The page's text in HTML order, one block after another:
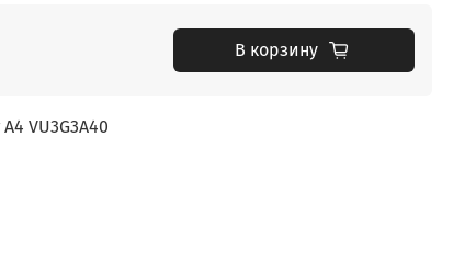
В корзину
VU3G3A40